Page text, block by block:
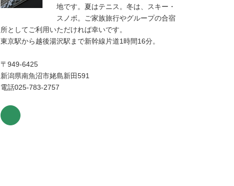
地です。夏はテニス。冬は、スキー・
スノボ。ご家族旅行やグループの合宿
所としてご利用いただければ幸いです。
東京駅から越後湯沢駅まで新幹線片道1時間16分。
〒949-6425
新潟県南魚沼市姥島新田591
電話025-783-2757